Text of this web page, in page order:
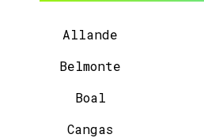
Allande
Belmonte
Boal
Cangas